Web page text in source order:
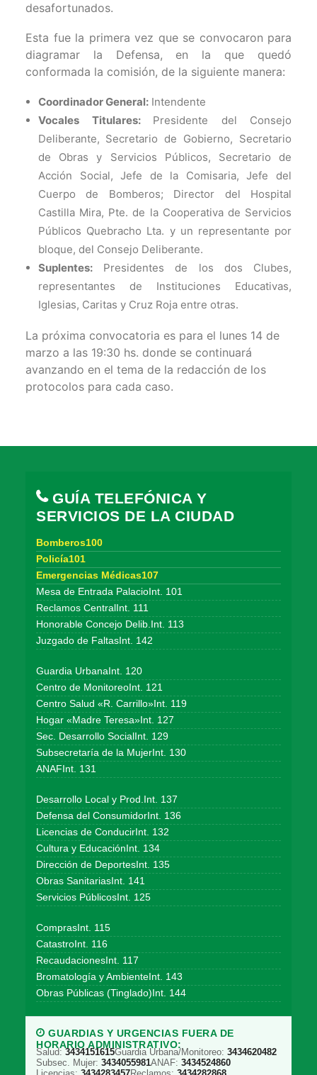
desafortunados.
Esta fue la primera vez que se convocaron para
diagramar la Defensa, en la que quedó
conformada la comisión, de la siguiente manera:
Coordinador General: Intendente
Vocales Titulares: Presidente del Consejo
Deliberante, Secretario de Gobierno, Secretario
de Obras y Servicios Públicos, Secretario de
Acción Social, Jefe de la Comisaria, Jefe del
Cuerpo de Bomberos; Director del Hospital
Castilla Mira, Pte. de la Cooperativa de Servicios
Públicos Quebracho Lta. y un representante por
bloque, del Consejo Deliberante.
Suplentes: Presidentes de los dos Clubes,
representantes de Instituciones Educativas,
Iglesias, Caritas y Cruz Roja entre otras.
La próxima convocatoria es para el lunes 14 de
marzo a las 19:30 hs. donde se continuará
avanzando en el tema de la redacción de los
protocolos para cada caso.
GUÍA TELEFÓNICA Y
SERVICIOS DE LA CIUDAD
Bomberos100
Policía101
Emergencias Médicas107
Mesa de Entrada PalacioInt. 101
Reclamos CentralInt. 111
Honorable Concejo Delib.Int. 113
Juzgado de FaltasInt. 142
Guardia UrbanaInt. 120
Centro de MonitoreoInt. 121
Centro Salud «R. Carrillo»Int. 119
Hogar «Madre Teresa»Int. 127
Sec. Desarrollo SocialInt. 129
Subsecretaría de la MujerInt. 130
ANAFInt. 131
Desarrollo Local y Prod.Int. 137
Defensa del ConsumidorInt. 136
Licencias de ConducirInt. 132
Cultura y EducaciónInt. 134
Dirección de DeportesInt. 135
Obras SanitariasInt. 141
Servicios PúblicosInt. 125
ComprasInt. 115
CatastroInt. 116
RecaudacionesInt. 117
Bromatología y AmbienteInt. 143
Obras Públicas (Tinglado)Int. 144
GUARDIAS Y URGENCIAS FUERA DE
HORARIO ADMINISTRATIVO:
Salud: 3434151615Guardia Urbana/Monitoreo: 3434620482
Subsec. Mujer: 3434055981ANAF: 3434524860